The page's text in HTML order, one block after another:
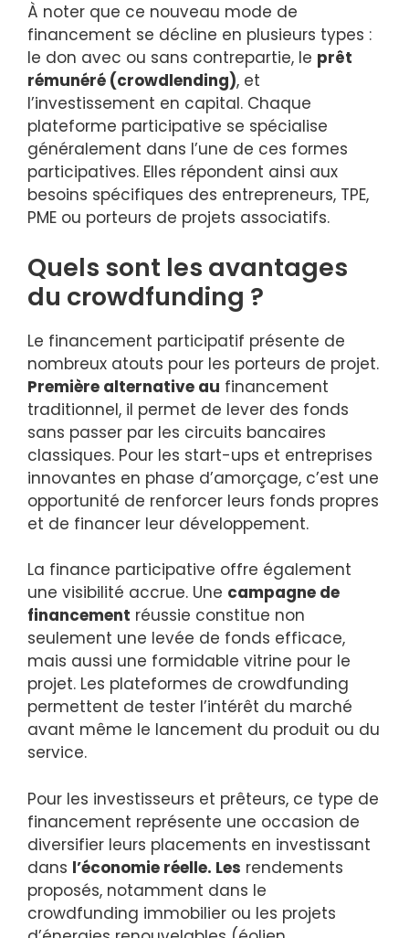
À noter que ce nouveau mode de
financement se décline en plusieurs types :
le don avec ou sans contrepartie, le prêt
rémunéré (crowdlending), et
l’investissement en capital. Chaque
plateforme participative se spécialise
généralement dans l’une de ces formes
participatives. Elles répondent ainsi aux
besoins spécifiques des entrepreneurs, TPE,
PME ou porteurs de projets associatifs.
Quels sont les avantages
du crowdfunding ?
Le financement participatif présente de
nombreux atouts pour les porteurs de projet.
Première alternative au financement
traditionnel, il permet de lever des fonds
sans passer par les circuits bancaires
classiques. Pour les start-ups et entreprises
innovantes en phase d’amorçage, c’est une
opportunité de renforcer leurs fonds propres
et de financer leur développement.
La finance participative offre également
une visibilité accrue. Une campagne de
financement réussie constitue non
seulement une levée de fonds efficace,
mais aussi une formidable vitrine pour le
projet. Les plateformes de crowdfunding
permettent de tester l’intérêt du marché
avant même le lancement du produit ou du
service.
Pour les investisseurs et prêteurs, ce type de
financement représente une occasion de
diversifier leurs placements en investissant
dans l’économie réelle. Les rendements
proposés, notamment dans le
crowdfunding immobilier ou les projets